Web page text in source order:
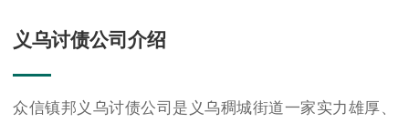
义乌讨债公司介绍
众信镇邦义乌讨债公司是义乌稠城街道一家实力雄厚、